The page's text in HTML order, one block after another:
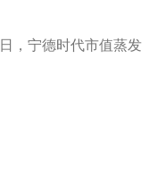
，宁德时代市值蒸发